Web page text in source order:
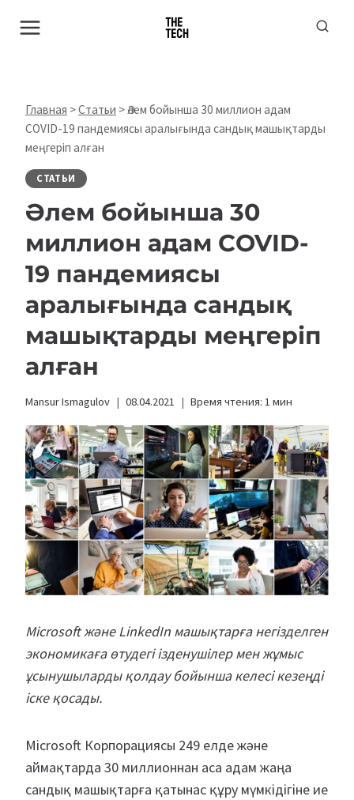
Главная >Статьи >Әлем бойынша 30 миллион адам
COVID-19 пандемиясы аралығында сандық машықтарды
меңгеріп алған
СТАТЬИ
Әлем бойынша 30
миллион адам COVID-
19 пандемиясы
аралығында сандық
машықтарды меңгеріп
алған
Mansur Ismagulov 08.04.2021 Время чтения: 1 мин
Microsoft және LinkedIn машықтарға негізделген
экономикаға өтудегі ізденушілер мен жұмыс
ұсынушыларды қолдау бойынша келесі кезеңді
іске қосады.
Microsoft Корпорациясы 249 елде және
аймақтарда 30 миллионнан аса адам жаңа
сандық машықтарға қатынас құру мүмкідігіне ие